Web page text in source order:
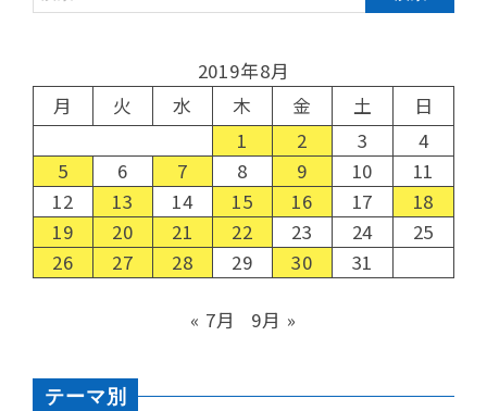
2019年8月
月
火 水 木 金 土
日
1
2 3
4
5
6 7 8 9 10
11
12
13 14 15 16 17
18
19
20 21 22 23 24
25
26
27 28 29 30 31
« 7月 9月 »
テーマ別